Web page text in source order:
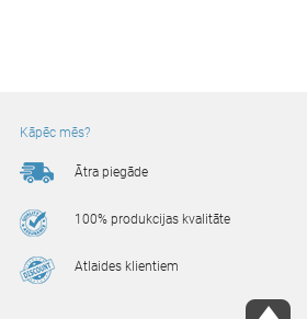
Kāpēc mēs?
Ātra piegāde
100% produkcijas kvalitāte
Atlaides klientiem